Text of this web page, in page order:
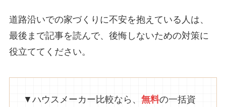
道路沿いでの家づくりに不安を抱えている人は、
最後まで記事を読んで、後悔しないための対策に
役立ててください。
▼ハウスメーカー比較なら、 無料の一括資